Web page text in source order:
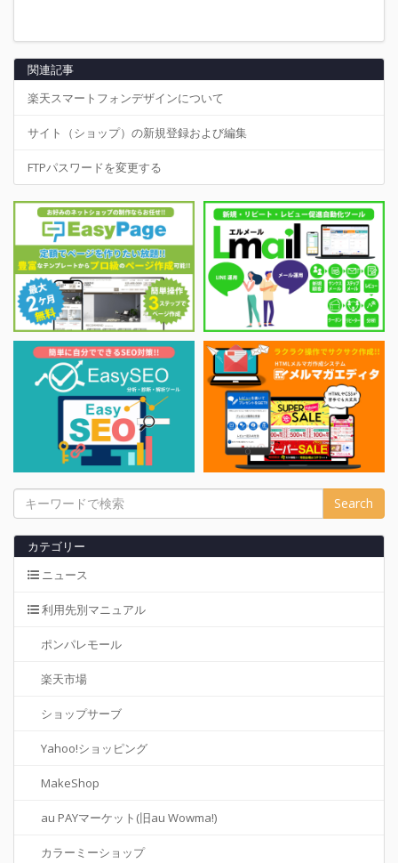
関連記事
楽天スマートフォンデザインについて
サイト（ショップ）の新規登録および編集
FTPパスワードを変更する
カテゴリー
ニュース
利用先別マニュアル
ポンパレモール
楽天市場
ショップサーブ
Yahoo!ショッピング
MakeShop
au PAYマーケット(旧au Wowma!)
カラーミーショップ